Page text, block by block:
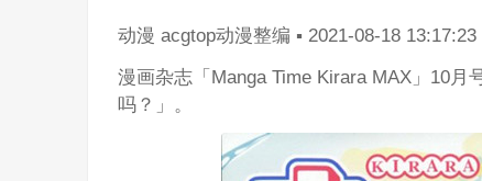
动漫 acgtop动漫整编 ▪ 2021-08-18 13:17:23
漫画杂志「Manga Time Kirara MAX」10
吗？」。